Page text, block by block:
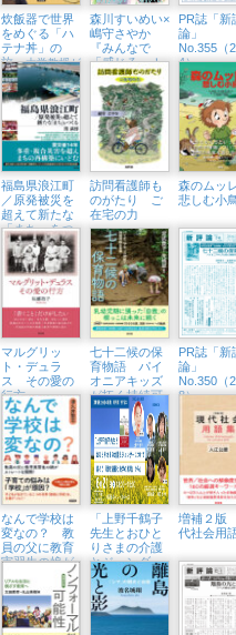
炊飯器で世界
をめぐる「ハ
テナ丼」の
旅大学教授が
「問い」を炊い
て世界を食べる
森川すいめい×
嶋守さやか
『みんなで
「感じる」！
オープンダイ
アローグ』
（東京中延・
隣町珈琲
3/21（土））
PR誌「新
論」
No.355（
4）
福島県浪江町
／原発被災を
超えて新たな
「まち」をつ
くる
訪問看護師も
のがたり ご
在宅の力
森のムッ
悲しむ小
マルグリッ
ト・デュラ
ス その愛の
行方
七十二候の保
育物語 パイ
オニアキッズ
が拓く持続可
能な未来
PR誌「新
論」
No.350（
8）
なんで学校は
変なの？ 教
員の父に教育
実習生の娘が
ストレートな
質問！
「上野千鶴子
先生とおひと
りさまの介護
とジェンダー
について語ろ
う『比較福祉
社会学の展
開』から」紀
増補２版
代社会用